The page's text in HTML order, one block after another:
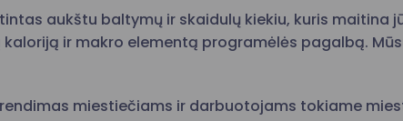
aukštu baltymų ir skaidulų kiekiu, kuris maitina
ir makro elementą programėlės pagalbą.
miestiečiams ir darbuotojams tokiame